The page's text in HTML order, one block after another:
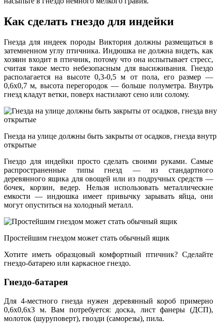
Как сделать гнездо для индейки
Гнезда для индеек породы Виктория должны размещаться в
затемненном углу птичника. Индюшка не должна видеть, как
хозяин входит в птичник, потому что она испытывает стресс,
считая такое место небезопасным для высиживания. Гнездо
располагается на высоте 0,3-0,5 м от пола, его размер —
0,6х0,7 м, высота перегородок — больше полуметра. Внутрь
гнезд кладут ветки, поверх настилают сено или солому.
Гнезда на улице должны быть закрыты от осадков, гнезда
открытые
Гнездо для индейки просто сделать своими руками. Самые
распространенные типы гнезд — из стандартного
деревянного ящика для овощей или из подручных средств —
бочек, корзин, ведер. Нельзя использовать металлические
емкости — индюшка имеет привычку зарывать яйца, они
могут опуститься на холодный металл.
Простейшим гнездом может стать обычный ящик
Хотите иметь образцовый комфортный птичник? Сделайте
гнездо-батарею или каркасное гнездо.
Гнездо-батарея
Для 4-местного гнезда нужен деревянный короб примерно
0,6х0,6х3 м. Вам потребуется: доска, лист фанеры (ДСП),
молоток (шуруповерт), гвозди (саморезы), пила.